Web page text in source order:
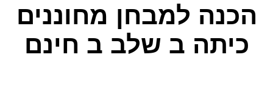
הכנה למבחן מחוננים
כיתה ב שלב ב חינם